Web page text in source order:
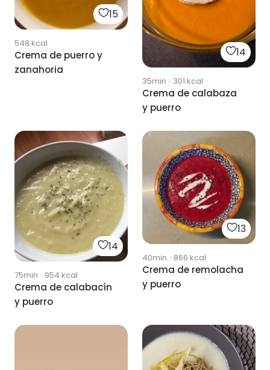
15
548 kcal
Crema de puerro y
zanahoria
14
35min · 301 kcal
Crema de calabaza
y puerro
14
75min · 954 kcal
Crema de calabacín
y puerro
13
40min · 866 kcal
Crema de remolacha
y puerro